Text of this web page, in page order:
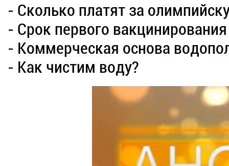
- Сколько платят за
- Срок первого
- Коммерческая основа
- Как чистим воду?